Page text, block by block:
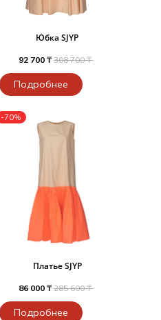
Юбка SJYP
92 700 ₸ 308 700 ₸
Подробнее
-70%
Платье SJYP
86 000 ₸ 285 600 ₸
Подробнее